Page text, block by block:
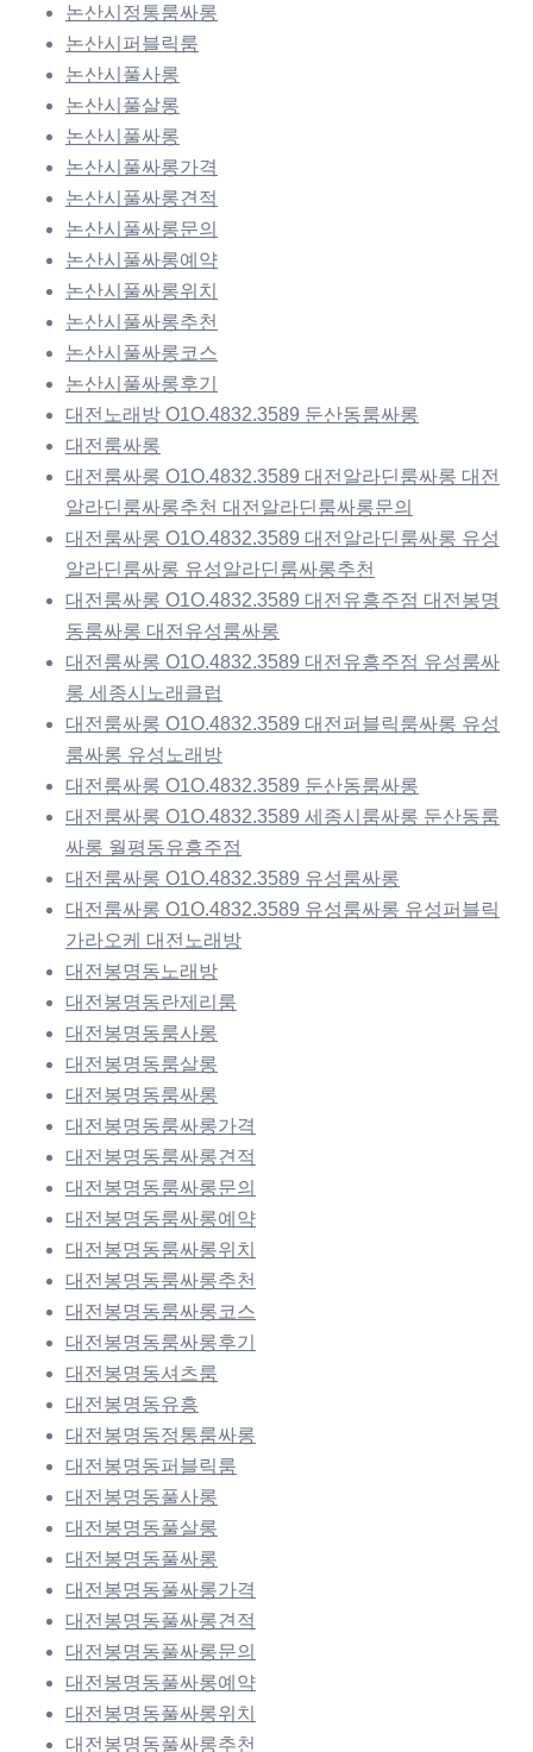
논산시정통룸싸롱
논산시퍼블릭룸
논산시풀사롱
논산시풀살롱
논산시풀싸롱
논산시풀싸롱가격
논산시풀싸롱견적
논산시풀싸롱문의
논산시풀싸롱예약
논산시풀싸롱위치
논산시풀싸롱추천
논산시풀싸롱코스
논산시풀싸롱후기
대전노래방 O1O.4832.3589 둔산동룸싸롱
대전룸싸롱
대전룸싸롱 O1O.4832.3589 대전알라딘룸싸롱 대전
알라딘룸싸롱추천 대전알라딘룸싸롱문의
대전룸싸롱 O1O.4832.3589 대전알라딘룸싸롱 유성
알라딘룸싸롱 유성알라딘룸싸롱추천
대전룸싸롱 O1O.4832.3589 대전유흥주점 대전봉명
동룸싸롱 대전유성룸싸롱
대전룸싸롱 O1O.4832.3589 대전유흥주점 유성룸싸
롱 세종시노래클럽
대전룸싸롱 O1O.4832.3589 대전퍼블릭룸싸롱 유성
룸싸롱 유성노래방
대전룸싸롱 O1O.4832.3589 둔산동룸싸롱
대전룸싸롱 O1O.4832.3589 세종시룸싸롱 둔산동룸
싸롱 월평동유흥주점
대전룸싸롱 O1O.4832.3589 유성룸싸롱
대전룸싸롱 O1O.4832.3589 유성룸싸롱 유성퍼블릭
가라오케 대전노래방
대전봉명동노래방
대전봉명동란제리룸
대전봉명동룸사롱
대전봉명동룸살롱
대전봉명동룸싸롱
대전봉명동룸싸롱가격
대전봉명동룸싸롱견적
대전봉명동룸싸롱문의
대전봉명동룸싸롱예약
대전봉명동룸싸롱위치
대전봉명동룸싸롱추천
대전봉명동룸싸롱코스
대전봉명동룸싸롱후기
대전봉명동셔츠룸
대전봉명동유흥
대전봉명동정통룸싸롱
대전봉명동퍼블릭룸
대전봉명동풀사롱
대전봉명동풀살롱
대전봉명동풀싸롱
대전봉명동풀싸롱가격
대전봉명동풀싸롱견적
대전봉명동풀싸롱문의
대전봉명동풀싸롱예약
대전봉명동풀싸롱위치
대전봉명동풀싸롱추천